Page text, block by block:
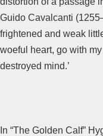
Guido Cavalcanti
frightened and weak
woeful heart, go with
destroyed mind.’
In “The Golden Calf”